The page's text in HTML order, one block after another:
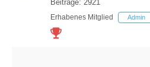
Beiträge: 2921
Erhabenes Mitglied Admin